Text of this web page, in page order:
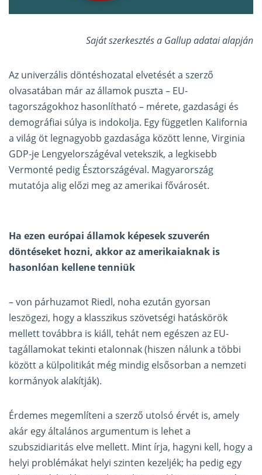
Saját szerkesztés a Gallup adatai alapján
Az univerzális döntéshozatal elvetését a szerző
olvasatában már az államok puszta – EU-
tagországokhoz hasonlítható – mérete, gazdasági és
demográfiai súlya is indokolja. Egy független Kalifornia
a világ öt legnagyobb gazdasága között lenne, Virginia
GDP-je Lengyelországéval vetekszik, a legkisebb
Vermonté pedig Észtországéval. Magyarország
mutatója alig előzi meg az amerikai fővárosét.
Ha ezen európai államok képesek szuverén
döntéseket hozni, akkor az amerikaiaknak is
hasonlóan kellene tenniük
– von párhuzamot Riedl, noha ezután gyorsan
leszögezi, hogy a klasszikus szövetségi hatáskörök
mellett továbbra is kiáll, tehát nem egészen az EU-
tagállamokat tekinti etalonnak (hiszen nálunk a többi
között a külpolitikát még mindig elsősorban a nemzeti
kormányok alakítják).
Érdemes megemlíteni a szerző utolsó érvét is, amely
akár egy általános argumentum is lehet a
szubszidiaritás elve mellett. Mint írja, hagyni kell, hogy a
helyi problémákat helyi szinten kezeljék; ha pedig egy